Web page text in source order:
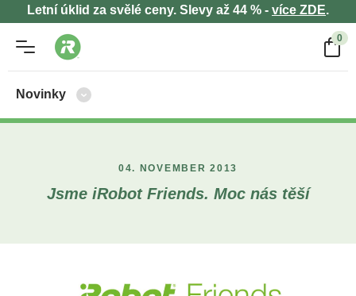
Letní úklid za svělé ceny. Slevy až 44 % - více ZDE.
0
Novinky
04. NOVEMBER 2013
Jsme iRobot Friends. Moc nás těší